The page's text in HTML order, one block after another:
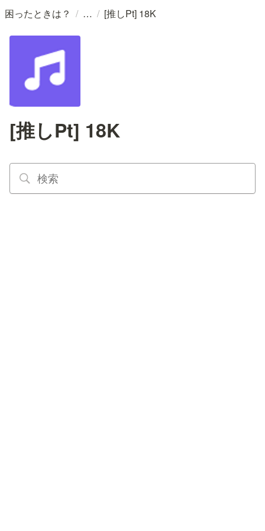
困ったときは？ / / [推しPt] 18K
[推しPt] 18K